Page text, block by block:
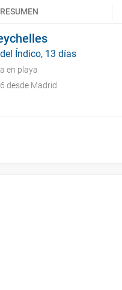
RESUMEN
Índico, 13 días
en playa
desde Madrid